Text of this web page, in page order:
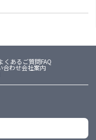
くあるご質問FAQ
合わせ会社案内